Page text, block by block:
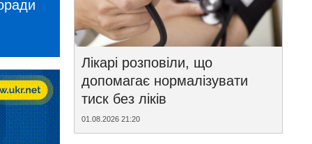
Лікарі розповіли, що
допомагає нормалізувати
тиск без ліків
01.08.2026 21:20